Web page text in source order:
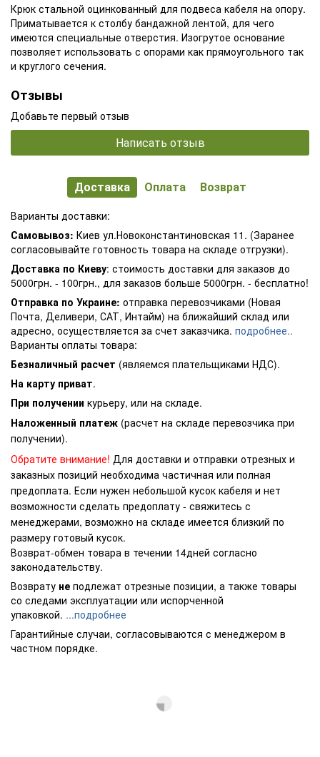
Крюк стальной оцинкованный для подвеса кабеля на опору.
Приматывается к столбу бандажной лентой, для чего
имеются специальные отверстия. Изогрутое основание
позволяет использовать с опорами как прямоугольного так
и круглого сечения.
Отзывы
Добавьте первый отзыв
Написать отзыв
Доставка Оплата Возврат
Варианты доставки:
Самовывоз: Киев ул.Новоконстантиновская 11. (Заранее
согласовывайте готовность товара на складе отгрузки).
Доставка по Киеву: стоимость доставки для заказов до
5000грн. - 100грн., для заказов больше 5000грн. - бесплатно!
Отправка по Украине: отправка перевозчиками (Новая
Почта, Деливери, САТ, Интайм) на ближайший склад или
адресно, осуществляется за счет заказчика. подробнее..
Варианты оплаты товара:
Безналичный расчет (являемся плательщиками НДС).
На карту приват.
При получении курьеру, или на складе.
Наложенный платеж (расчет на складе перевозчика при
получении).
Обратите внимание! Для доставки и отправки отрезных и
заказных позиций необходима частичная или полная
предоплата. Если нужен небольшой кусок кабеля и нет
возможности сделать предоплату - свяжитесь с
менеджерами, возможно на складе имеется близкий по
размеру готовый кусок.
Возврат-обмен товара в течении 14дней согласно
законодательству.
Возврату не подлежат отрезные позиции, а также товары
со следами эксплуатации или испорченной
упаковкой. ...подробнее
Гарантийные случаи, согласовываются с менеджером в
частном порядке.